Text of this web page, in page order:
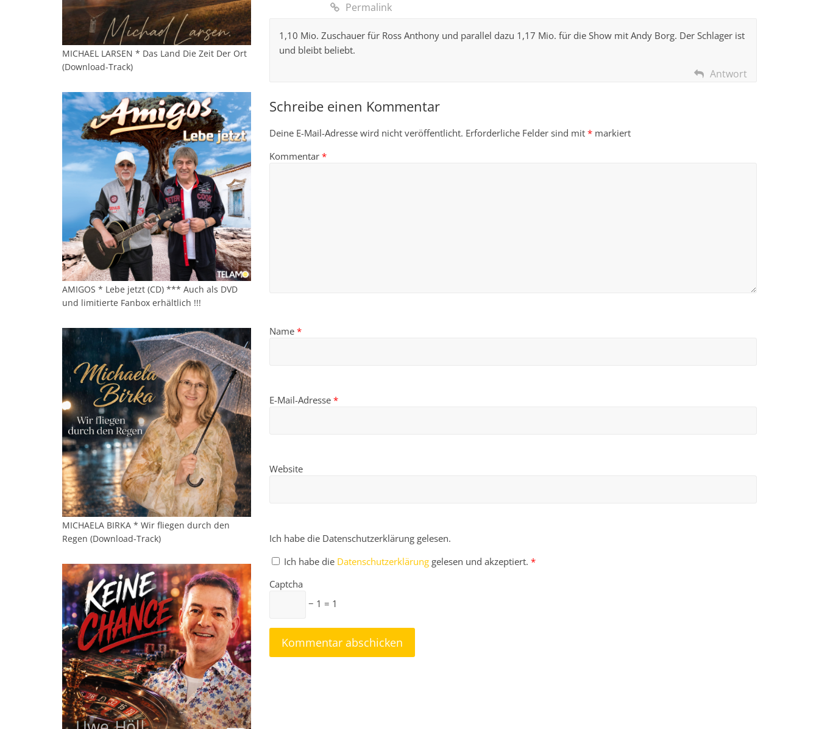
Permalink
1,10 Mio. Zuschauer für Ross Anthony und parallel dazu 1,17 Mio. für die Show mit Andy Borg. Der Schlager ist
und bleibt beliebt.
Antwort
Schreibe einen Kommentar
Deine E-Mail-Adresse wird nicht veröffentlicht. Erforderliche Felder sind mit * markiert
Kommentar *
Name *
E-Mail-Adresse *
Website
Ich habe die Datenschutzerklärung gelesen.
Ich habe die Datenschutzerklärung gelesen und akzeptiert. *
Captcha
− 1 = 1
MICHAEL LARSEN * Das Land Die Zeit Der Ort
(Download-Track)
AMIGOS * Lebe jetzt (CD) *** Auch als DVD
und limitierte Fanbox erhältlich !!!
MICHAELA BIRKA * Wir fliegen durch den
Regen (Download-Track)